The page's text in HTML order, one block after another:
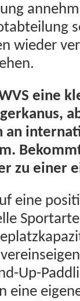
wieder
eine
an
zu ein­er
eine
Up-
eine